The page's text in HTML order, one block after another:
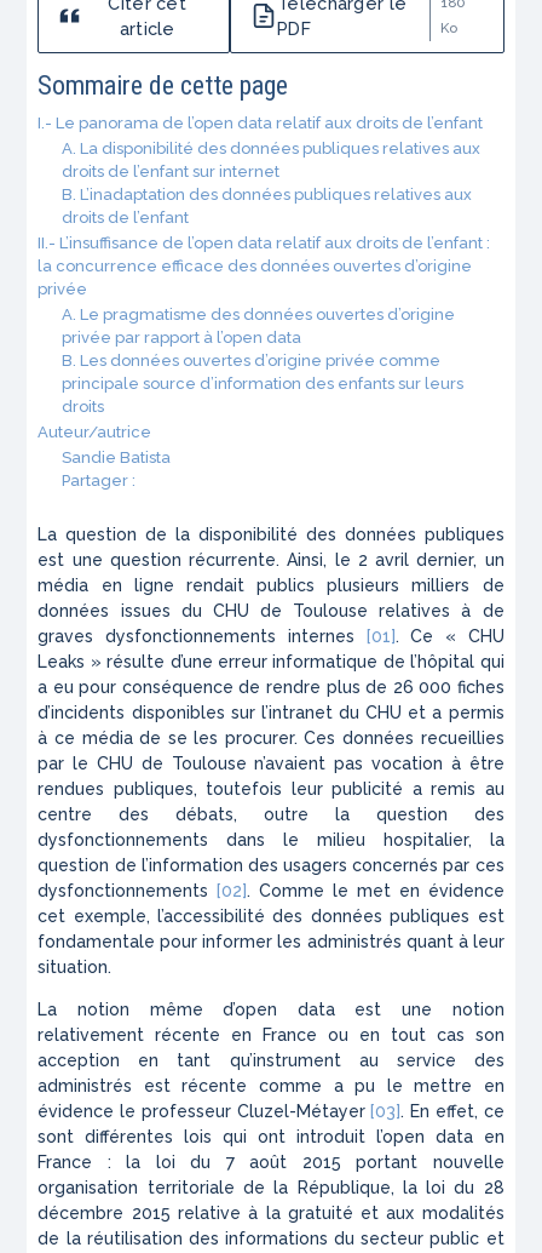
article
PDF
Ko
Sommaire de cette page
I.- Le panorama de l’open data relatif aux droits de l’enfant
A. La disponibilité des données publiques relatives aux
droits de l’enfant sur internet
B. L’inadaptation des données publiques relatives aux
droits de l’enfant
II.- L’insuffisance de l’open data relatif aux droits de l’enfant :
la concurrence efficace des données ouvertes d’origine
privée
A. Le pragmatisme des données ouvertes d’origine
privée par rapport à l’open data
B. Les données ouvertes d’origine privée comme
principale source d’information des enfants sur leurs
droits
Auteur/autrice
Sandie Batista
Partager :
La question de la disponibilité des données publiques
est une question récurrente. Ainsi, le 2 avril dernier, un
média en ligne rendait publics plusieurs milliers de
données issues du CHU de Toulouse relatives à de
graves dysfonctionnements internes
[01]. Ce « CHU
Leaks » résulte d’une erreur informatique de l’hôpital qui
a eu pour conséquence de rendre plus de 26 000 fiches
d’incidents disponibles sur l’intranet du CHU et a permis
à ce média de se les procurer. Ces données recueillies
par le CHU de Toulouse n’avaient pas vocation à être
rendues publiques, toutefois leur publicité a remis au
centre des débats, outre la question des
dysfonctionnements dans le milieu hospitalier, la
question de l’information des usagers concernés par ces
dysfonctionnements
[02]. Comme le met en évidence
cet exemple, l’accessibilité des données publiques est
fondamentale pour informer les administrés quant à leur
situation.
La notion même d’open data est une notion
relativement récente en France ou en tout cas son
acception en tant qu’instrument au service des
administrés est récente comme a pu le mettre en
évidence le professeur Cluzel-Métayer [03]. En effet, ce
sont différentes lois qui ont introduit l’open data en
France : la loi du 7 août 2015 portant nouvelle
organisation territoriale de la République, la loi du 28
décembre 2015 relative à la gratuité et aux modalités
de la réutilisation des informations du secteur public et